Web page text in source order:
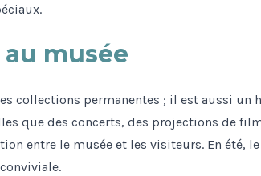
musée
collections permanentes ; il est aussi un
que des concerts, des projections de
entre le musée et les visiteurs. En été,